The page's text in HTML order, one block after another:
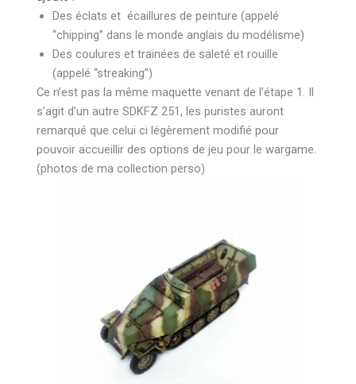
Des éclats et écaillures de peinture (appelé
“chipping” dans le monde anglais du modélisme)
Des coulures et trainées de saleté et rouille
(appelé “streaking”)
Ce n’est pas la même maquette venant de l’étape 1. Il
s’agit d’un autre SDKFZ 251, les puristes auront
remarqué que celui ci légèrement modifié pour
pouvoir accueillir des options de jeu pour le wargame.
(photos de ma collection perso)